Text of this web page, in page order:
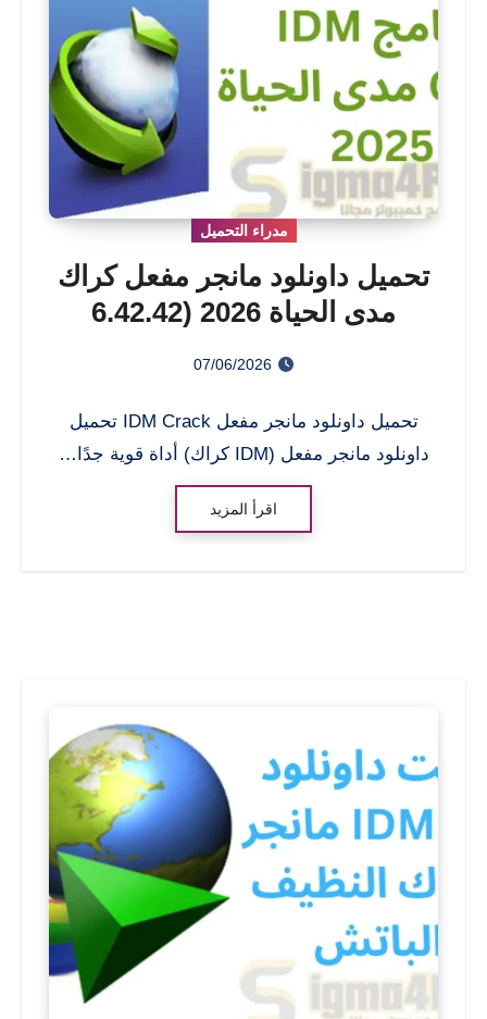
مدراء التحميل
تحميل داونلود مانجر مفعل كراك
مدى الحياة 2026 (6.42.42
07/06/2026
تحميل داونلود مانجر مفعل IDM Crack تحميل
داونلود مانجر مفعل (IDM كراك) أداة قوية جدًا…
اقرأ المزيد